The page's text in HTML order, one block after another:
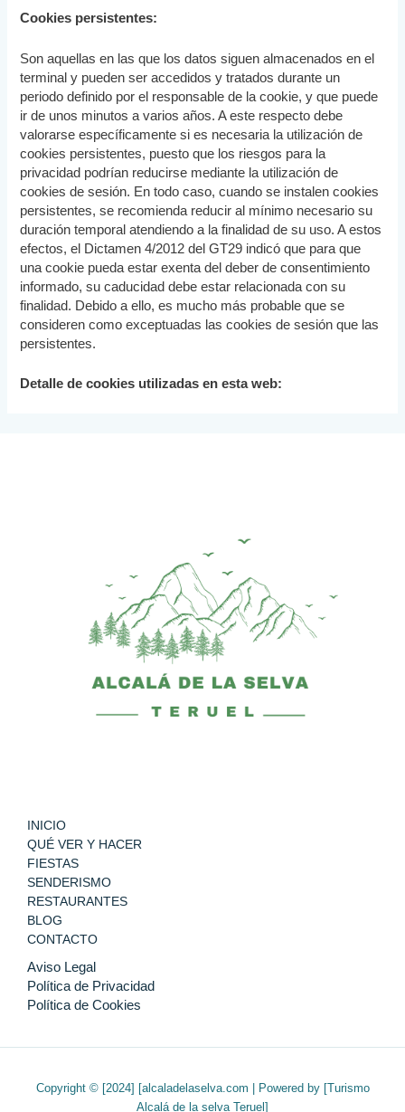
Cookies persistentes:
Son aquellas en las que los datos siguen almacenados en el
terminal y pueden ser accedidos y tratados durante un
periodo definido por el responsable de la cookie, y que puede
ir de unos minutos a varios años. A este respecto debe
valorarse específicamente si es necesaria la utilización de
cookies persistentes, puesto que los riesgos para la
privacidad podrían reducirse mediante la utilización de
cookies de sesión. En todo caso, cuando se instalen cookies
persistentes, se recomienda reducir al mínimo necesario su
duración temporal atendiendo a la finalidad de su uso. A estos
efectos, el Dictamen 4/2012 del GT29 indicó que para que
una cookie pueda estar exenta del deber de consentimiento
informado, su caducidad debe estar relacionada con su
finalidad. Debido a ello, es mucho más probable que se
consideren como exceptuadas las cookies de sesión que las
persistentes.
Detalle de cookies utilizadas en esta web:
INICIO
QUÉ VER Y HACER
FIESTAS
SENDERISMO
RESTAURANTES
BLOG
CONTACTO
Aviso Legal
Política de Privacidad
Política de Cookies
Copyright © [2024] [alcaladelaselva.com | Powered by [Turismo
Alcalá de la selva Teruel]